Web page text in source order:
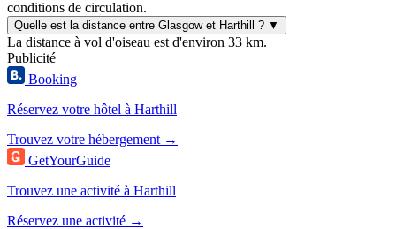
conditions de circulation.
Quelle est la distance entre Glasgow et Harthill ? ▼
La distance à vol d'oiseau est d'environ 33 km.
Publicité
Booking
Réservez votre hôtel à Harthill
Trouvez votre hébergement →
GetYourGuide
Trouvez une activité à Harthill
Réservez une activité →